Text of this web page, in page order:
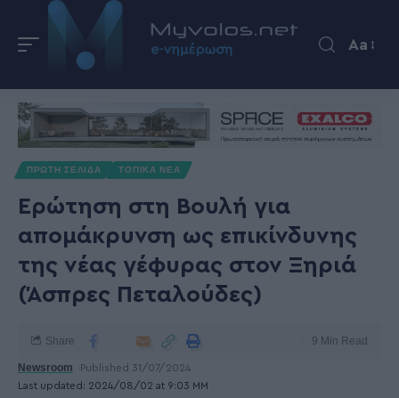
Aa
ΠΡΩΤΗ ΣΕΛΙΔΑ ΤΟΠΙΚΑ ΝΕΑ
Ερώτηση στη Βουλή για
απομάκρυνση ως επικίνδυνης
της νέας γέφυρας στον Ξηριά
(Άσπρες Πεταλούδες)
Last updated: 2024/08/02 at 9:03 ΜΜ
Newsroom Published 31/07/2024
Share 9 Min Read